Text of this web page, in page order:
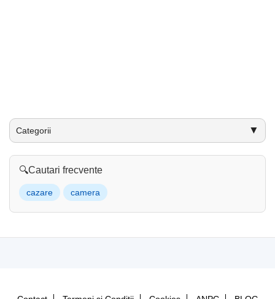
Categorii ▼
🔍Cautari frecvente
cazare camera